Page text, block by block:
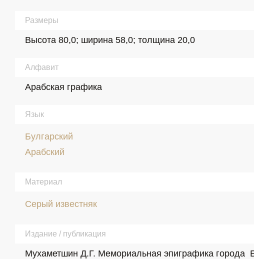
Размеры
Высота 80,0; ширина 58,0; толщина 20,0
Алфавит
Арабская графика
Язык
Булгарский
Арабский
Материал
Серый известняк
Издание / публикация
Мухаметшин Д.Г. Мемориальная эпиграфика города